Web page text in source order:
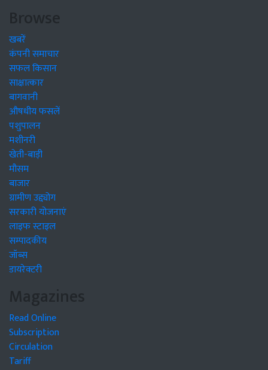
Browse
खबरें
कंपनी समाचार
सफल किसान
साक्षात्कार
बागवानी
औषधीय फसलें
पशुपालन
मशीनरी
खेती-बाड़ी
मौसम
बाजार
ग्रामीण उद्द्योग
सरकारी योजनाएं
लाइफ स्टाइल
सम्पादकीय
जॉब्स
डायरेक्टरी
Magazines
Read Online
Subscription
Circulation
Tariff